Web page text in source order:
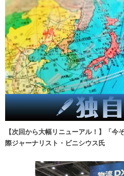
【次回から大幅リニューアル！】「
際ジャーナリスト・ビニシウス氏